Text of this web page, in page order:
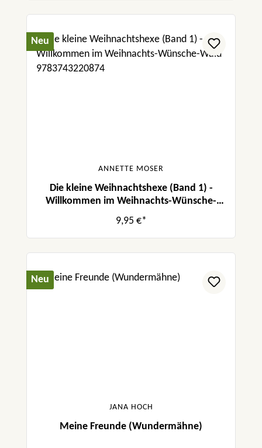
Neu
ANNETTE MOSER
Die kleine Weihnachtshexe (Band 1) -
Willkommen im Weihnachts-Wünsche-
Wald
9,95 €*
Neu
JANA HOCH
Meine Freunde (Wundermähne)